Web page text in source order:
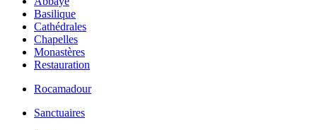
Basilique
Cathédrales
Chapelles
Monastères
Restauration
Rocamadour
Sanctuaires